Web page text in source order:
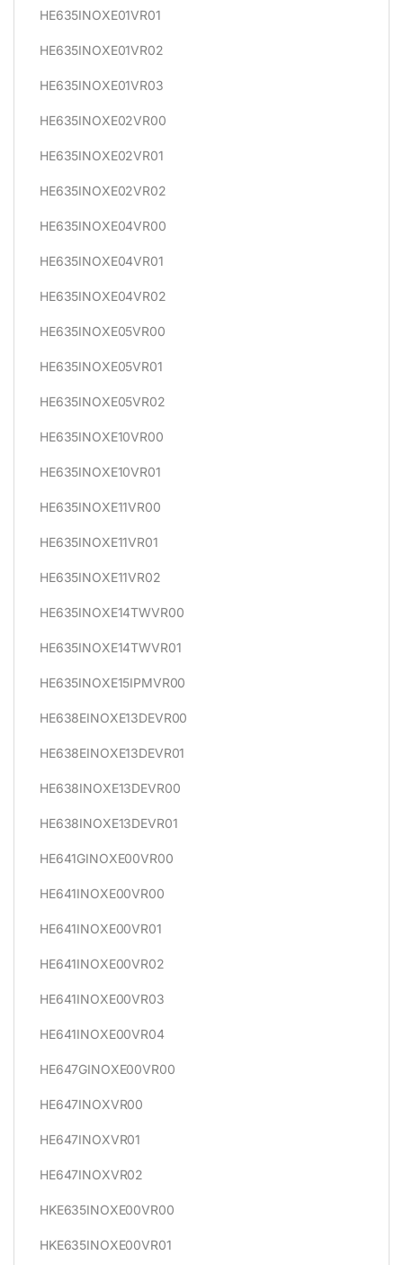
HE635INOXE01VR01
HE635INOXE01VR02
HE635INOXE01VR03
HE635INOXE02VR00
HE635INOXE02VR01
HE635INOXE02VR02
HE635INOXE04VR00
HE635INOXE04VR01
HE635INOXE04VR02
HE635INOXE05VR00
HE635INOXE05VR01
HE635INOXE05VR02
HE635INOXE10VR00
HE635INOXE10VR01
HE635INOXE11VR00
HE635INOXE11VR01
HE635INOXE11VR02
HE635INOXE14TWVR00
HE635INOXE14TWVR01
HE635INOXE15IPMVR00
HE638EINOXE13DEVR00
HE638EINOXE13DEVR01
HE638INOXE13DEVR00
HE638INOXE13DEVR01
HE641GINOXE00VR00
HE641INOXE00VR00
HE641INOXE00VR01
HE641INOXE00VR02
HE641INOXE00VR03
HE641INOXE00VR04
HE647GINOXE00VR00
HE647INOXVR00
HE647INOXVR01
HE647INOXVR02
HKE635INOXE00VR00
HKE635INOXE00VR01